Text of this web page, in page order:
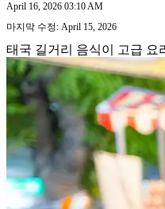
April 16, 2026 03:10 AM
마지막 수정: April 15, 2026
태국 길거리 음식이 고급 요